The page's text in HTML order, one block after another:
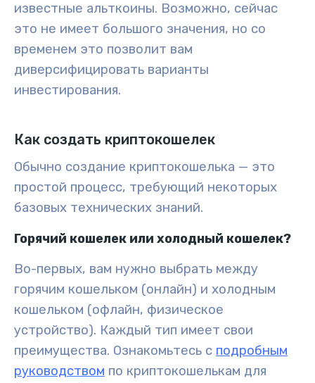
известные альткоины. Возможно, сейчас
это не имеет большого значения, но со
временем это позволит вам
диверсифицировать варианты
инвестирования.
Как создать криптокошелек
Обычно создание криптокошелька — это
простой процесс, требующий некоторых
базовых технических знаний.
Горячий кошелек или холодный кошелек?
Во-первых, вам нужно выбрать между
горячим кошельком (онлайн) и холодным
кошельком (офлайн, физическое
устройство). Каждый тип имеет свои
преимущества. Ознакомьтесь с подробным
руководством по криптокошелькам для